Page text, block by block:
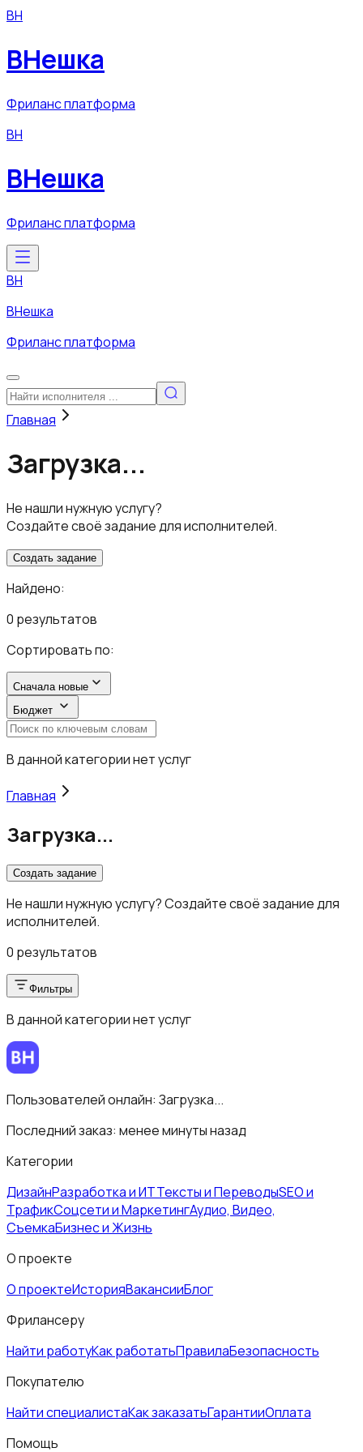
ВН
ВНешка
Фриланс платформа
ВН
ВНешка
Фриланс платформа
ВН
ВНешка
Фриланс платформа
Главная
Загрузка...
Не нашли нужную услугу?
Создайте своё задание для исполнителей.
Создать задание
Найдено:
0 результатов
Сортировать по:
Сначала новые
Бюджет
В данной категории нет услуг
Главная
Загрузка...
Создать задание
Не нашли нужную услугу? Создайте своё задание для
исполнителей.
0 результатов
Фильтры
В данной категории нет услуг
Пользователей онлайн: Загрузка...
Последний заказ: менее минуты назад
Категории
ДизайнРазработка и ИТТексты и ПереводыSEO и
ТрафикСоцсети и МаркетингАудио, Видео,
СъемкаБизнес и Жизнь
О проекте
О проектеИсторияВакансииБлог
Фрилансеру
Найти работуКак работатьПравилаБезопасность
Покупателю
Найти специалистаКак заказатьГарантииОплата
Помощь